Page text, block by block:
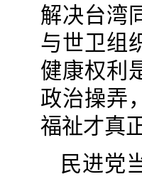
解决台湾
与世卫组
健康权利
政治操弄
福祉才真
民进党